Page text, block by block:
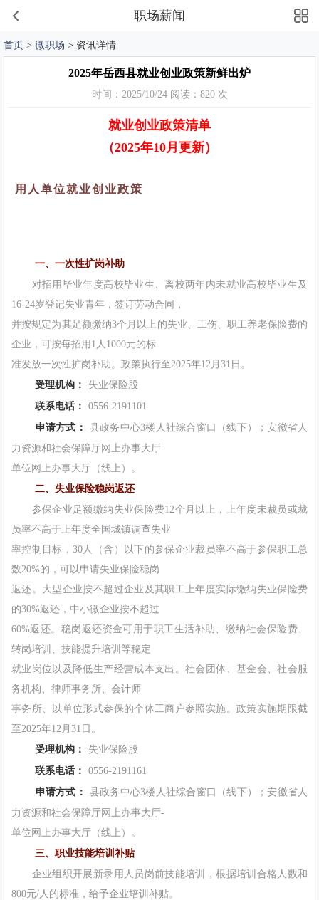
职场薪闻
首页 > 微职场 > 资讯详情
2025年岳西县就业创业政策新鲜出炉
时间：2025/10/24 阅读：820 次
就业创业政策清单
（2025年10月更新）
用人单位就业创业政策
一、一次性扩岗补助
对招用毕业年度高校毕业生、离校两年内未就业高校毕业生及
16-24岁登记失业青年，签订劳动合同，
并按规定为其足额缴纳3个月以上的失业、工伤、职工养老保险费的
企业，可按每招用1人1000元的标
准发放一次性扩岗补助。政策执行至2025年12月31日。
受理机构：
失业保险股
联系电话：
0556-2191101
申请方式：
县政务中心3楼人社综合窗口（线下）；安徽省人
力资源和社会保障厅网上办事大厅-
单位网上办事大厅（线上）。
二、失业保险稳岗返还
参保企业足额缴纳失业保险费12个月以上，上年度未裁员或裁
员率不高于上年度全国城镇调查失业
率控制目标，30人（含）以下的参保企业裁员率不高于参保职工总
数20%的，可以申请失业保险稳岗
返还。大型企业按不超过企业及其职工上年度实际缴纳失业保险费
的30%返还，中小微企业按不超过
60%返还。稳岗返还资金可用于职工生活补助、缴纳社会保险费、
转岗培训、技能提升培训等稳定
就业岗位以及降低生产经营成本支出。社会团体、基金会、社会服
务机构、律师事务所、会计师
事务所、以单位形式参保的个体工商户参照实施。政策实施期限截
至2025年12月31日。
受理机构：
失业保险股
联系电话：
0556-2191161
申请方式：
县政务中心3楼人社综合窗口（线下）；安徽省人
力资源和社会保障厅网上办事大厅-
单位网上办事大厅（线上）。
三、职业技能培训补贴
企业组织开展新录用人员岗前技能培训，根据培训合格人数和
800元/人的标准，给予企业培训补贴。